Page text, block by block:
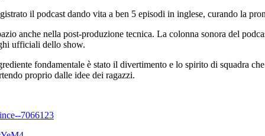
il podcast dando vita a ben 5 episodi in inglese, curando la
anche nella post-produzione tecnica. La colonna sonora del
ufficiali dello show.
fondamentale è stato il divertimento e lo spirito di squadra
proprio dalle idee dei ragazzi.
7066123